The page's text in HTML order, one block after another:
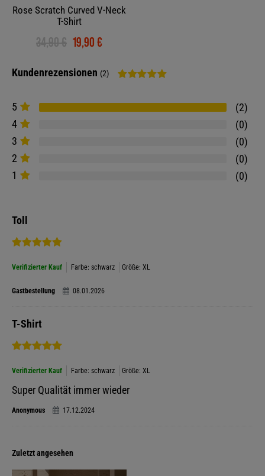
Rose Scratch Curved V-Neck
T-Shirt
34,90 € 19,90 €
Kundenrezensionen (2)
5
2
4
0
3
0
2
0
1
0
Toll
Verifizierter Kauf Farbe: schwarz Größe: XL
Gastbestellung 08.01.2026
T-Shirt
Verifizierter Kauf Farbe: schwarz Größe: XL
Super Qualität immer wieder
Anonymous 17.12.2024
Zuletzt angesehen